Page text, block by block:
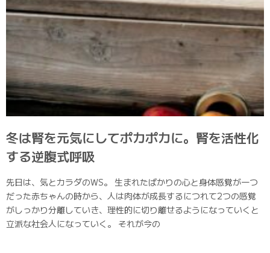
冬は腎を元気にしてポカポカに。腎を活性化
する逆腹式呼吸
先日は、気とカラダのWS。 生まれたばかりの心と身体感覚が一つ
だった赤ちゃんの時から、人は肉体が成長するにつれて2つの感覚
がしっかり分離していき、理性的に切り離せるようになっていくと
立派な社会人になっていく。 それが今の